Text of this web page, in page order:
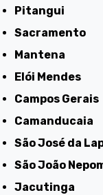
Pitangui
Sacramento
Mantena
Elói Mendes
Campos Gerais
Camanducaia
São José da
São João
Jacutinga